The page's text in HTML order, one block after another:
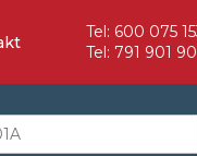
Tel: 600 075
Tel: 791 901